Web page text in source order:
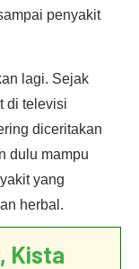
penyakit
lagi. Sejak
di televisi
diceritakan
dulu mampu
yang
herbal.
Kista